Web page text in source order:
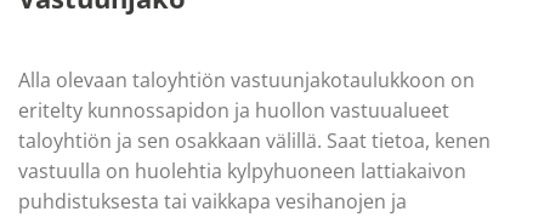
Alla olevaan taloyhtiön vastuunjakotaulukkoon on
eritelty kunnossapidon ja huollon vastuualueet
taloyhtiön ja sen osakkaan välillä. Saat tietoa, kenen
vastuulla on huolehtia kylpyhuoneen lattiakaivon
puhdistuksesta tai vaikkapa vesihanojen ja